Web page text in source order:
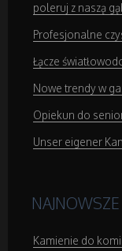
poleruj z naszą
Profesjonalne
Łącze
Nowe trendy w
Opiekun do
Unser eigener
Kamienie do